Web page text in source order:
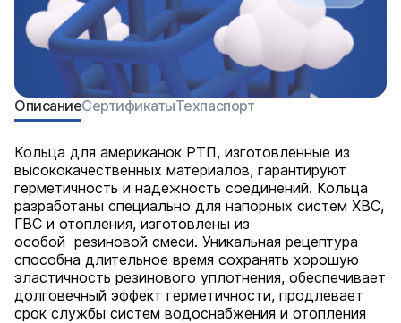
ОписаниеСертификатыТехпаспорт
Кольца для американок РТП, изготовленные из
высококачественных материалов, гарантиру­ют
герметичность и надежность соединений. Кольца
разработаны специально для напорных систем ХВС,
ГВС и отопления, изготовлены из
особой резиновой смеси. Уникальная рецептура
способна длительное время сохранять хорошую
эластичность резинового уплотнения, обеспечивает
долговечный эффект герметичности, продлевает
срок службы систем водоснабжения и отопления